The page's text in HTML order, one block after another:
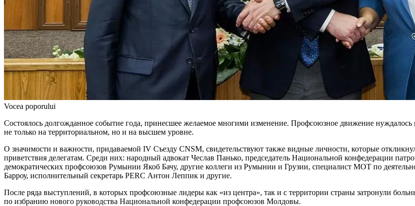
Vocea poporului
Состоялось долгожданное событие года, принесшее желаемое многими изменение. Профсоюзное движение
не только на территориальном, но и на высшем уровне.
О значимости и важности, придава­емой IV Съезду CNSM, свидетельствуют также видные личности, которые
приветствия делегатам. Среди них: народный адвокат Чеслав Панько, председатель Национальной конфедерации
демократических профсоюзов Румынии Якоб Бачу, другие коллеги из Румынии и Гру­зии, специалист МОТ по
Барроу, исполни­тельный секретарь PERC Антон Леппик и другие.
После ряда выступлений, в которых профсоюзные лидеры как «из центра», так и с территории страны затронули
по избранию нового руководства Наци­ональной конфедерации профсоюзов Молдовы.